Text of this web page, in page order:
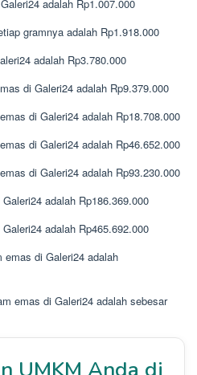
adalah Rp1.007.000
gramnya adalah Rp1.918.000
adalah Rp3.780.000
di Galeri24 adalah Rp9.379.000
di Galeri24 adalah Rp18.708.000
di Galeri24 adalah Rp46.652.000
di Galeri24 adalah Rp93.230.000
adalah Rp186.369.000
adalah Rp465.692.000
di Galeri24 adalah
emas di Galeri24 adalah sebesar